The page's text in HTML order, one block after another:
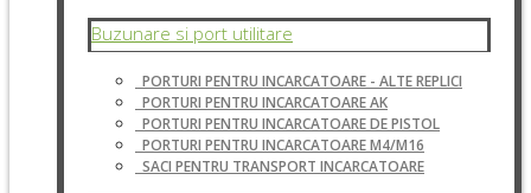
Buzunare si port utilitare
PORTURI PENTRU INCARCATOARE - ALTE REPLICI
PORTURI PENTRU INCARCATOARE AK
PORTURI PENTRU INCARCATOARE DE PISTOL
PORTURI PENTRU INCARCATOARE M4/M16
SACI PENTRU TRANSPORT INCARCATOARE